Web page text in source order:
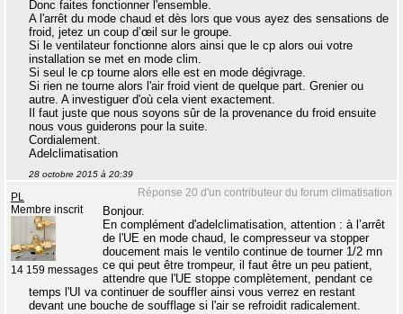
Donc faites fonctionner l'ensemble.
A l'arrêt du mode chaud et dès lors que vous ayez des sensations de
froid, jetez un coup d’œil sur le groupe.
Si le ventilateur fonctionne alors ainsi que le cp alors oui votre
installation se met en mode clim.
Si seul le cp tourne alors elle est en mode dégivrage.
Si rien ne tourne alors l'air froid vient de quelque part. Grenier ou
autre. A investiguer d'où cela vient exactement.
Il faut juste que nous soyons sûr de la provenance du froid ensuite
nous vous guiderons pour la suite.
Cordialement.
Adelclimatisation
28 octobre 2015 à 20:39
Réponse 20 d'un contributeur du forum climatisation
PL
Membre inscrit
14 159 messages
Bonjour.
En complément d'adelclimatisation, attention : à l’arrêt
de l'UE en mode chaud, le compresseur va stopper
doucement mais le ventilo continue de tourner 1/2 mn
ce qui peut être trompeur, il faut être un peu patient,
attendre que l'UE stoppe complètement, pendant ce
temps l'UI va continuer de souffler ainsi vous verrez en restant
devant une bouche de soufflage si l'air se refroidit radicalement.